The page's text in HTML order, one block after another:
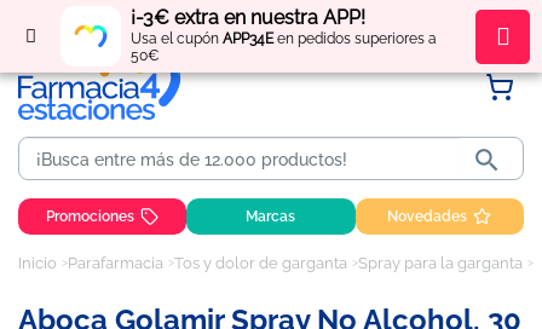
¡-3€ extra en nuestra APP!
Usa el cupón APP34Een pedidos superiores a
50€
Regístratey obténpuntos por tus compras

Promociones Marcas Novedades
Inicio Parafarmacia Tos y dolor de garganta Spray para la garganta
Aboca Golamir Spray No Alcohol, 30